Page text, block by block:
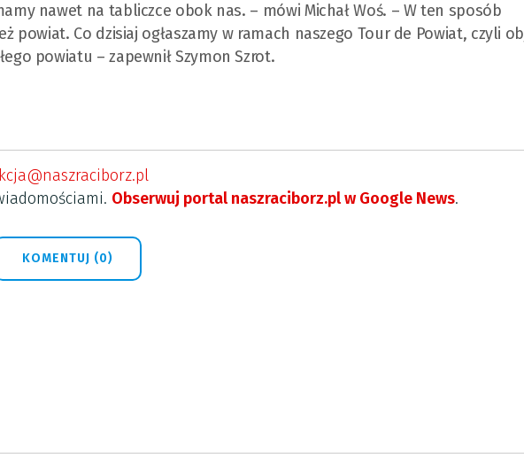
nawet na tabliczce obok nas. – mówi Michał Woś. – W ten sposób
powiat. Co dzisiaj ogłaszamy w ramach naszego Tour de Powiat, czyli
powiatu – zapewnił Szymon Szrot.
Obserwuj portal naszraciborz.pl w Google News.
KOMENTUJ (0)